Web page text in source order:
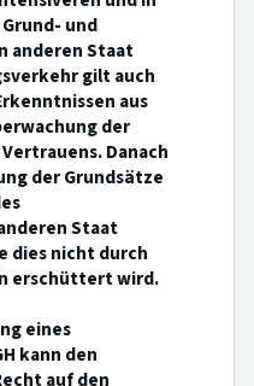
und
anderen Staat
gilt auch
aus
der
Danach
der Grundsätze
Staat
dies nicht durch
erschüttert wird.
eines
kann den
auf den